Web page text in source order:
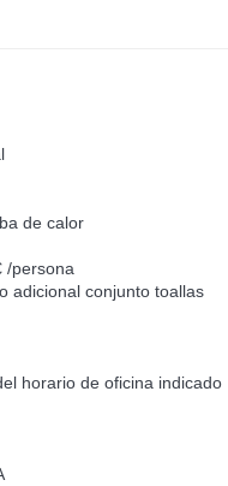
de calor
/persona
adicional conjunto toallas
horario de oficina indicado